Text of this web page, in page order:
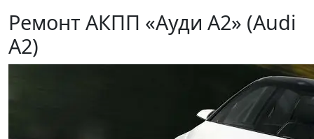
Ремонт АКПП «Ауди А2» (Audi
A2)